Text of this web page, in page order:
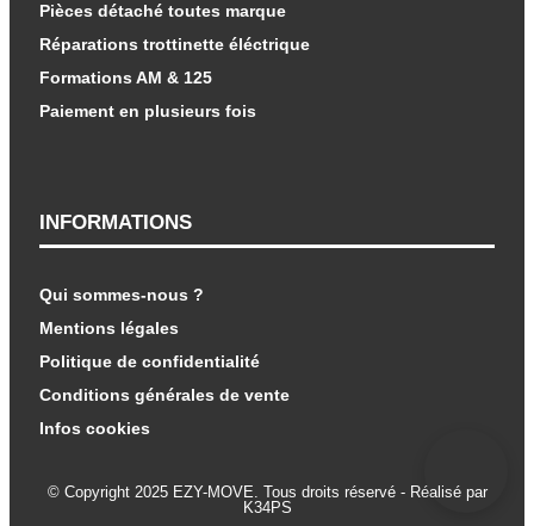
INFORMATIONS
Qui sommes-nous ?
Mentions légales
Politique de confidentialité
Conditions générales de vente
Infos cookies
Pièces détaché toutes marque
Réparations trottinette éléctrique
Formations AM & 125
Paiement en plusieurs fois
© Copyright 2025 EZY-MOVE. Tous droits réservé - Réalisé par
K34PS​